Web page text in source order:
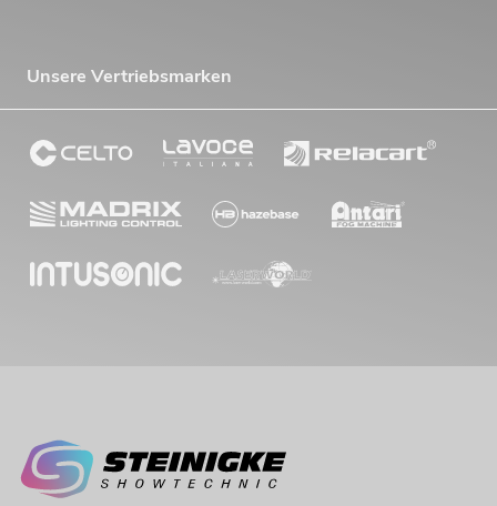
EUROLITE Set 2x LED KLS Laser Bar
PRO + Easy Show + 2x M-4
No. 20000868
Bestand reicht ca. 12 Wo.
Unsere Vertriebsmarken